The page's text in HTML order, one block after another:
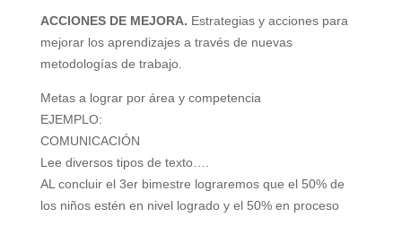
ACCIONES DE MEJORA. Estrategias y acciones para
mejorar los aprendizajes a través de nuevas
metodologías de trabajo.
Metas a lograr por área y competencia
EJEMPLO:
COMUNICACIÓN
Lee diversos tipos de texto….
AL concluir el 3er bimestre lograremos que el 50% de
los niños estén en nivel logrado y el 50% en proceso